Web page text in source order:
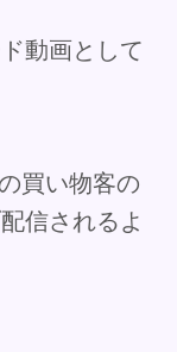
動画として
買い物客の
信されるよ